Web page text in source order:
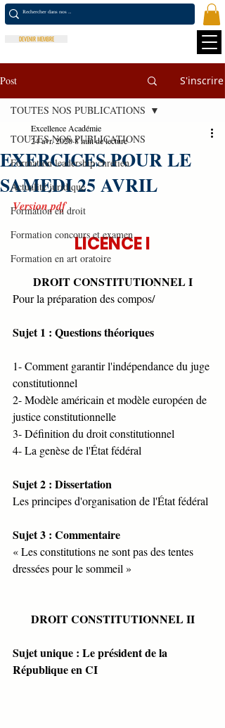
DEVENIR MEMBRE
Post S'inscrire
TOUTES NOS PUBLICATIONS
Formation leadership chrétien
Actualité juridique
Formation en droit
Formation concours et examen
Formation en art oratoire
TOUTES NOS PUBLICATIONS
EXERCICES POUR LE
SAMEDI 25 AVRIL
Excellence Académie
24 avr. 20208 min de lecture
Version pdf
LICENCE I
DROIT CONSTITUTIONNEL I
Pour la préparation des compos/
Sujet 1 : Questions théoriques
1- Comment garantir l'indépendance du juge
constitutionnel
2- Modèle américain et modèle européen de
justice constitutionnelle
3- Définition du droit constitutionnel
4- La genèse de l'État fédéral
Sujet 2 : Dissertation
Les principes d'organisation de l'État fédéral
Sujet 3 : Commentaire
« Les constitutions ne sont pas des tentes
dressées pour le sommeil »
DROIT CONSTITUTIONNEL II
Sujet unique : Le président de la
République en CI